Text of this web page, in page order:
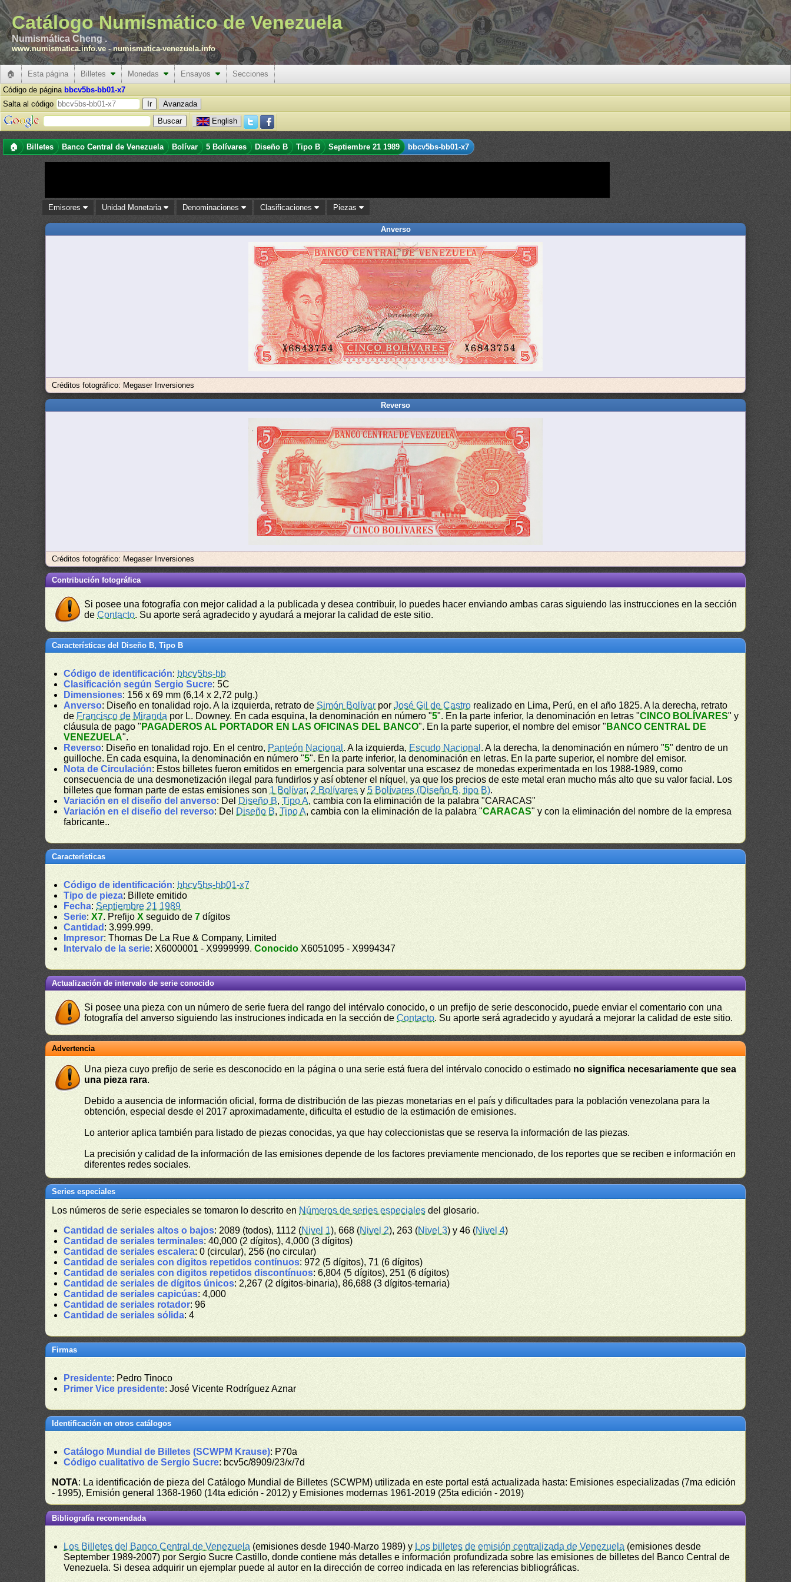
Catálogo Numismático de Venezuela
Numismática Cheng .
www.numismatica.info.ve -numismatica-venezuela.info
🏠 Esta página Billetes Monedas Ensayos
Secciones
Código de página bbcv5bs-bb01-x7
Salta al código
Avanzada
English
🏠 Billetes Banco Central de Venezuela Bolívar 5 Bolívares Diseño B Tipo B Septiembre 21 1989 bbcv5bs-bb01-x7
Emisores Unidad Monetaria Denominaciones Clasificaciones Piezas
Anverso
Créditos fotográfico: Megaser Inversiones
Reverso
Créditos fotográfico: Megaser Inversiones
Contribución fotográfica
Si posee una fotografía con mejor calidad a la publicada y desea contribuir, lo puedes hacer enviando ambas caras siguiendo las instrucciones en la sección
deContacto. Su aporte será agradecido y ayudará a mejorar la calidad de este sitio.
Características del Diseño B, Tipo B
Código de identificación: bbcv5bs-bb
Clasificación según Sergio Sucre: 5C
Dimensiones: 156 x 69 mm (6,14 x 2,72 pulg.)
Anverso: Diseño en tonalidad rojo. A la izquierda, retrato deSimón Bolívar porJosé Gil de Castro realizado en Lima, Perú, en el año 1825. A la derecha, retrato
de Francisco de Miranda por L. Downey. En cada esquina, la denominación en número "5". En la parte inferior, la denominación en letras "CINCO BOLÍVARES" y
cláusula de pago " PAGADEROS AL PORTADOR EN LAS OFICINAS DEL BANCO". En la parte superior, el nombre del emisor " BANCO CENTRAL DE
VENEZUELA".
Reverso: Diseño en tonalidad rojo. En el centro, Panteón Nacional . A la izquierda, Escudo Nacional . A la derecha, la denominación en número "5" dentro de un
guilloche. En cada esquina, la denominación en número "5". En la parte inferior, la denominación en letras. En la parte superior, el nombre del emisor.
Nota de Circulación: Estos billetes fueron emitidos en emergencia para solventar una escasez de monedas experimentada en los 1988-1989, como
consecuencia de una desmonetización ilegal para fundirlos y así obtener el níquel, ya que los precios de este metal eran mucho más alto que su valor facial. Los
billetes que forman parte de estas emisiones son 1 Bolívar, 2 Bolívares y5 Bolívares (Diseño B, tipo B).
Variación en el diseño del anverso: Del Diseño B,Tipo A, cambia con la eliminación de la palabra "CARACAS"
Variación en el diseño del reverso: Del Diseño B,Tipo A, cambia con la eliminación de la palabra "CARACAS" y con la eliminación del nombre de la empresa
fabricante..
Características
Código de identificación: bbcv5bs-bb01-x7
Tipo de pieza: Billete emitido
Fecha: Septiembre 21 1989
Serie:X7. PrefijoX seguido de7 dígitos
Cantidad : 3.999.999.
Impresor: Thomas De La Rue & Company, Limited
Intervalo de la serie: X6000001 - X9999999.Conocido X6051095 - X9994347
Actualización de intervalo de serie conocido
Si posee una pieza con un número de serie fuera del rango del intérvalo conocido, o un prefijo de serie desconocido, puede enviar el comentario con una
fotografía del anverso siguiendo las instruciones indicada en la sección deContacto. Su aporte será agradecido y ayudará a mejorar la calidad de este sitio.
Advertencia
Una pieza cuyo prefijo de serie es desconocido en la página o una serie está fuera del intérvalo conocido o estimado no significa necesariamente que sea
una pieza rara.
Debido a ausencia de información oficial, forma de distribución de las piezas monetarias en el país y dificultades para la población venezolana para la
obtención, especial desde el 2017 aproximadamente, dificulta el estudio de la estimación de emisiones.
Lo anterior aplica también para listado de piezas conocidas, ya que hay coleccionistas que se reserva la información de las piezas.
La precisión y calidad de la información de las emisiones depende de los factores previamente mencionado, de los reportes que se reciben e información en
diferentes redes sociales.
Series especiales
Los números de serie especiales se tomaron lo descrito en Números de series especiales del glosario.
Cantidad de seriales altos o bajos: 2089 (todos), 1112 (Nivel 1), 668 (Nivel 2), 263 (Nivel 3) y 46 (Nivel 4)
Cantidad de seriales terminales: 40,000 (2 dígitos), 4,000 (3 dígitos)
Cantidad de seriales escalera: 0 (circular), 256 (no circular)
Cantidad de seriales con digitos repetidos contínuos: 972 (5 dígitos), 71 (6 dígitos)
Cantidad de seriales con digitos repetidos discontínuos: 6,804 (5 dígitos), 251 (6 dígitos)
Cantidad de seriales de dígitos únicos: 2,267 (2 dígitos-binaria), 86,688 (3 dígitos-ternaria)
Cantidad de seriales capicúas: 4,000
Cantidad de seriales rotador: 96
Cantidad de seriales sólida: 4
Firmas
Presidente: Pedro Tinoco
Primer Vice presidente: José Vicente Rodríguez Aznar
Identificación en otros catálogos
Catálogo Mundial de Billetes (SCWPM Krause): P70a
Código cualitativo de Sergio Sucre: bcv5c/8909/23/x/7d
NOTA: La identificación de pieza del Catálogo Mundial de Billetes (SCWPM) utilizada en este portal está actualizada hasta: Emisiones especializadas (7ma edición
- 1995), Emisión general 1368-1960 (14ta edición - 2012) y Emisiones modernas 1961-2019 (25ta edición - 2019)
Bibliografía recomendada
Los Billetes del Banco Central de Venezuela (emisiones desde 1940-Marzo 1989) y Los billetes de emisión centralizada de Venezuela (emisiones desde
September 1989-2007) por Sergio Sucre Castillo, donde contiene más detalles e información profundizada sobre las emisiones de billetes del Banco Central de
Venezuela. Si desea adquirir un ejemplar puede al autor en la dirección de correo indicada en las referencias bibliográficas.